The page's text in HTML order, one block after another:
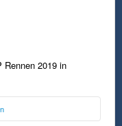
Rennen 2019 in